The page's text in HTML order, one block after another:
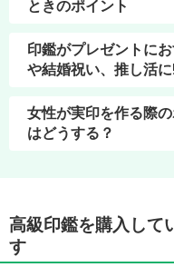
ときのポイント
印鑑がプレゼントに
や結婚祝い、推し活
女性が実印を作る際
はどうする？
高級印鑑を購入して
す